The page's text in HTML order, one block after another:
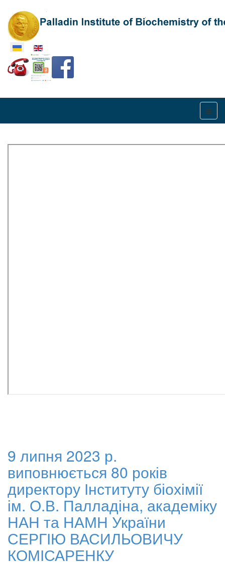
Оберіть свою мову
9 липня 2023 р.
виповнюється 80 років
директору Інституту біохімії
ім. О.В. Палладіна, академіку
НАН та НАМН України
СЕРГІЮ ВАСИЛЬОВИЧУ
КОМІСАРЕНКУ